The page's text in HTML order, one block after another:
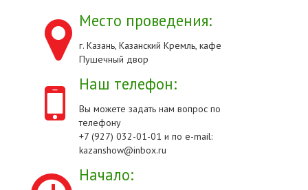
Место проведения:
г. Казань, Казанский Кремль, кафе
Пушечный двор
Наш телефон:
Вы можете задать нам вопрос по
телефону
+7 (927) 032-01-01 и по e-mail:
kazanshow@inbox.ru
Начало: